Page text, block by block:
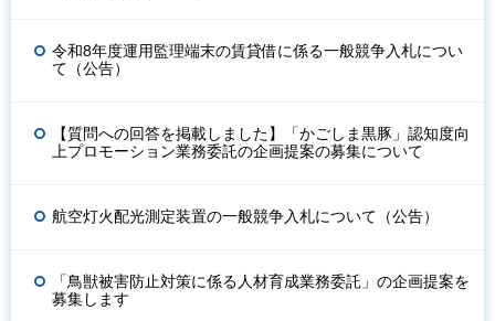
令和8年度運用監理端末の賃貸借に係る一般競争入札につい
て（公告）
【質問への回答を掲載しました】「かごしま黒豚」認知度向
上プロモーション業務委託の企画提案の募集について
航空灯火配光測定装置の一般競争入札について（公告）
「鳥獣被害防止対策に係る人材育成業務委託」の企画提案を
募集します